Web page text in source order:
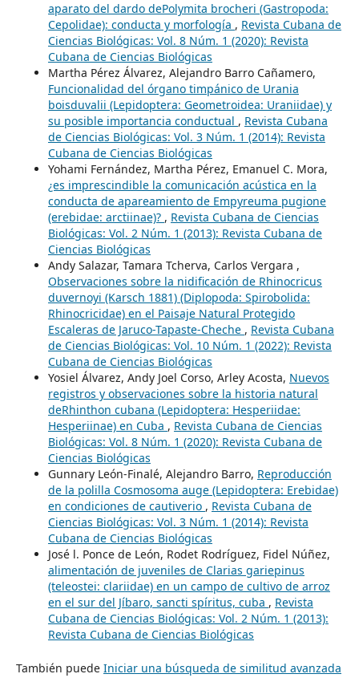
aparato del dardo dePolymita brocheri (Gastropoda:
Cepolidae): conducta y morfología , Revista Cubana de
Ciencias Biológicas: Vol. 8 Núm. 1 (2020): Revista
Cubana de Ciencias Biológicas
Martha Pérez Álvarez, Alejandro Barro Cañamero,
Funcionalidad del órgano timpánico de Urania
boisduvalii (Lepidoptera: Geometroidea: Uraniidae) y
su posible importancia conductual , Revista Cubana
de Ciencias Biológicas: Vol. 3 Núm. 1 (2014): Revista
Cubana de Ciencias Biológicas
Yohami Fernández, Martha Pérez, Emanuel C. Mora,
¿es imprescindible la comunicación acústica en la
conducta de apareamiento de Empyreuma pugione
(erebidae: arctiinae)? , Revista Cubana de Ciencias
Biológicas: Vol. 2 Núm. 1 (2013): Revista Cubana de
Ciencias Biológicas
Andy Salazar, Tamara Tcherva, Carlos Vergara ,
Observaciones sobre la nidificación de Rhinocricus
duvernoyi (Karsch 1881) (Diplopoda: Spirobolida:
Rhinocricidae) en el Paisaje Natural Protegido
Escaleras de Jaruco-Tapaste-Cheche , Revista Cubana
de Ciencias Biológicas: Vol. 10 Núm. 1 (2022): Revista
Cubana de Ciencias Biológicas
Yosiel Álvarez, Andy Joel Corso, Arley Acosta, Nuevos
registros y observaciones sobre la historia natural
deRhinthon cubana (Lepidoptera: Hesperiidae:
Hesperiinae) en Cuba , Revista Cubana de Ciencias
Biológicas: Vol. 8 Núm. 1 (2020): Revista Cubana de
Ciencias Biológicas
Gunnary León-Finalé, Alejandro Barro, Reproducción
de la polilla Cosmosoma auge (Lepidoptera: Erebidae)
en condiciones de cautiverio , Revista Cubana de
Ciencias Biológicas: Vol. 3 Núm. 1 (2014): Revista
Cubana de Ciencias Biológicas
José l. Ponce de León, Rodet Rodríguez, Fidel Núñez,
alimentación de juveniles de Clarias gariepinus
(teleostei: clariidae) en un campo de cultivo de arroz
en el sur del Jíbaro, sancti spíritus, cuba , Revista
Cubana de Ciencias Biológicas: Vol. 2 Núm. 1 (2013):
Revista Cubana de Ciencias Biológicas
También puede Iniciar una búsqueda de similitud avanzada